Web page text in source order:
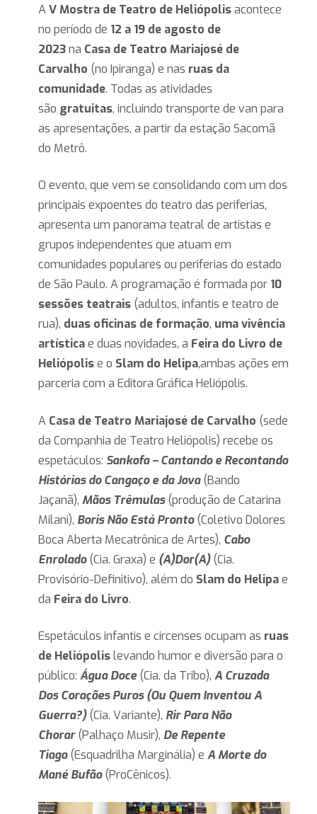
AV Mostra de Teatro de Heliópolisacontece
no período de 12 a 19 de agosto de
2023na Casa de Teatro Mariajosé de
Carvalho (no Ipiranga) e nas ruas da
comunidade. Todas as atividades
são gratuitas, incluindo transporte de van para
as apresentações, a partir da estação Sacomã
do Metrô.
O evento, que vem se consolidando com um dos
principais expoentes do teatro das periferias,
apresenta um panorama teatral de artistas e
grupos independentes que atuam em
comunidades populares ou periferias do estado
de São Paulo. A programação é formada por 10
sessões teatrais (adultos, infantis e teatro de
rua), duas oficinas de formação, uma vivência
artísticae duas novidades, a Feira do Livro de
Heliópolise o Slam do Helipa,ambas ações em
parceria com a Editora Gráfica Heliópolis.
A Casa de Teatro Mariajosé de Carvalho (sede
da Companhia de Teatro Heliópolis) recebe os
espetáculos: Sankofa – Cantando e Recontando
Histórias do Cangaço e da Jova(Bando
Jaçanã), Mãos Trêmulas(produção de Catarina
Milani), Boris Não Está Pronto(Coletivo Dolores
Boca Aberta Mecatrônica de Artes), Cabo
Enrolado(Cia. Graxa) e (A)Dor(A)(Cia.
Provisório-Definitivo), além do Slam do Helipae
da Feira do Livro.
Espetáculos infantis e circenses ocupam as ruas
de Heliópolislevando humor e diversão para o
público: Água Doce(Cia. da Tribo), A Cruzada
Dos Corações Puros (Ou Quem Inventou A
Guerra?)(Cia. Variante), Rir Para Não
Chorar(Palhaço Musir), De Repente
Tiago(Esquadrilha Marginália) e A Morte do
Mané Bufão(ProCênicos).